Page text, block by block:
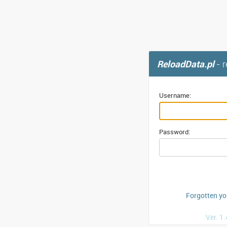
ReloadData.pl-
Username:
Password:
Forgotten
Ver.